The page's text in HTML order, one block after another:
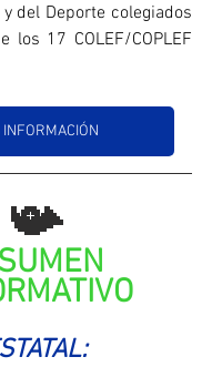
del Deporte colegiados
los 17 COLEF/COPLEF
INFORMACIÓN
📯